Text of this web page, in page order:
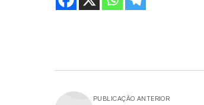
PUBLICAÇÃO ANTERIOR